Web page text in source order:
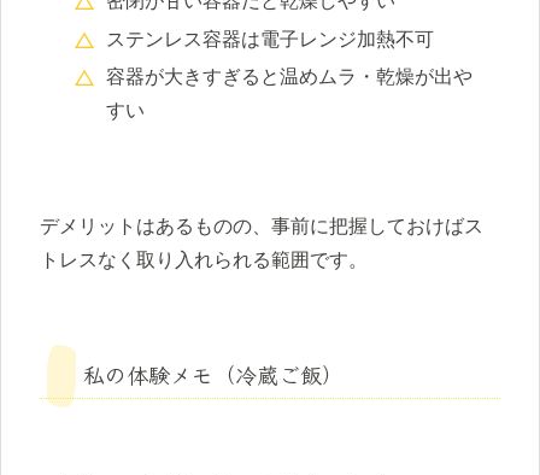
ステンレス容器は電子レンジ加熱不可
容器が大きすぎると温めムラ・乾燥が出や
すい
デメリットはあるものの、事前に把握しておけばス
トレスなく取り入れられる範囲です。
私の体験メモ（冷蔵ご飯）